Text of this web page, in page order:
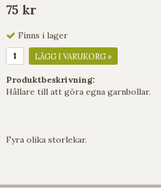
75 kr
Finns i lager
LÄGG I VARUKORG »
Produktbeskrivning:
Hållare till att göra egna garnbollar.
Fyra olika storlekar.